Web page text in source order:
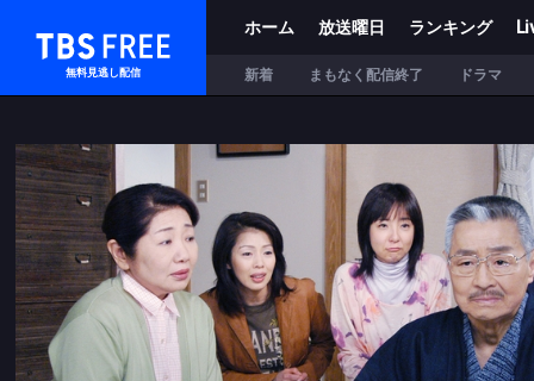
TBS FREE
無料見逃し配信
ホーム 放送曜日 ランキング
新着 まもなく配信終了 ドラマ